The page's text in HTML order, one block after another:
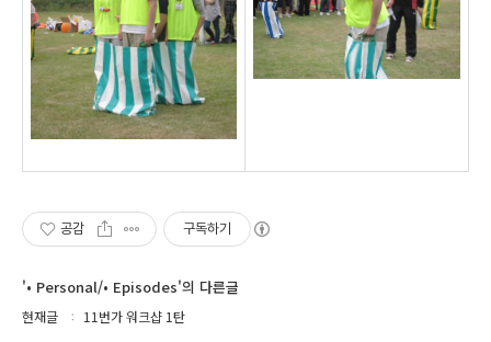
공감 구독하기
'• Personal/• Episodes'의 다른글
현재글 11번가 워크샵 1탄